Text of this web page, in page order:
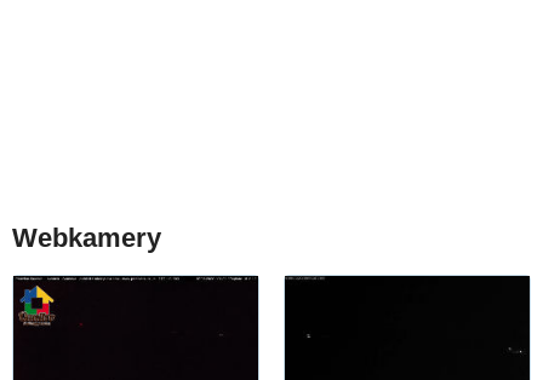
Webkamery